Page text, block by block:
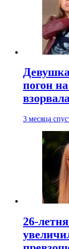
погон
3 месяца
26-